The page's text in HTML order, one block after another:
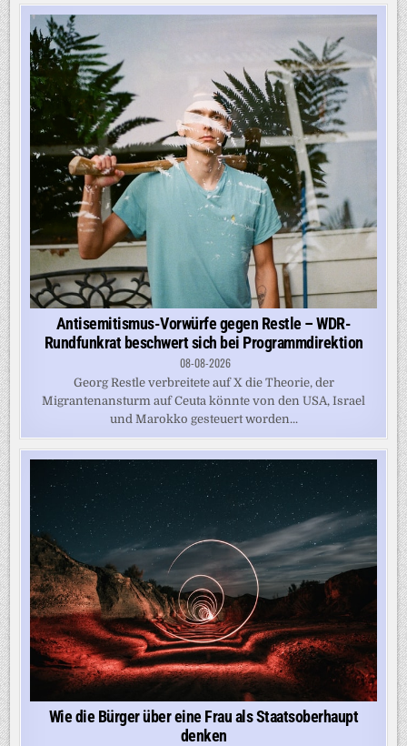
Antisemitismus-Vorwürfe gegen Restle – WDR-
Rundfunkrat beschwert sich bei Programmdirektion
08-08-2026
Georg Restle verbreitete auf X die Theorie, der
Migrantenansturm auf Ceuta könnte von den USA, Israel
und Marokko gesteuert worden...
Wie die Bürger über eine Frau als Staatsoberhaupt
denken